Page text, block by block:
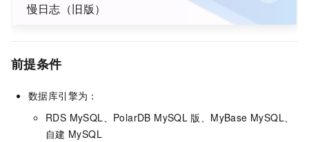
慢日志（旧版）
前提条件
数据库引擎为：
RDS MySQL、 PolarDB MySQL 版、 MyBase MySQL、
自建 MySQL